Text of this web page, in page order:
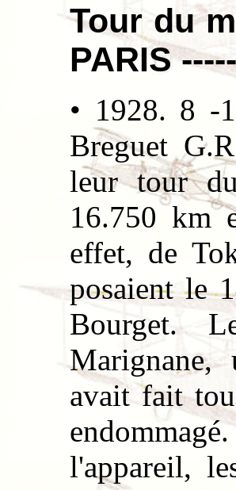
Tour du
PARIS
• 1928. 8 -
Breguet
leur tour
16.750 km
effet, de
posaient le
Bourget.
Marignane,
avait fait
l'appareil,